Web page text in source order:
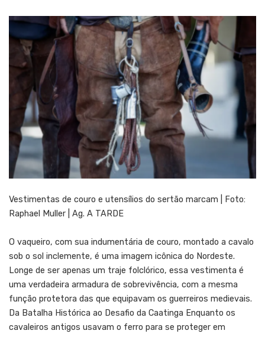
Vestimentas de couro e utensílios do sertão marcam | Foto:
Raphael Muller | Ag. A TARDE
O vaqueiro, com sua indumentária de couro, montado a cavalo
sob o sol inclemente, é uma imagem icônica do Nordeste.
Longe de ser apenas um traje folclórico, essa vestimenta é
uma verdadeira armadura de sobrevivência, com a mesma
função protetora das que equipavam os guerreiros medievais.
Da Batalha Histórica ao Desafio da Caatinga Enquanto os
cavaleiros antigos usavam o ferro para se proteger em